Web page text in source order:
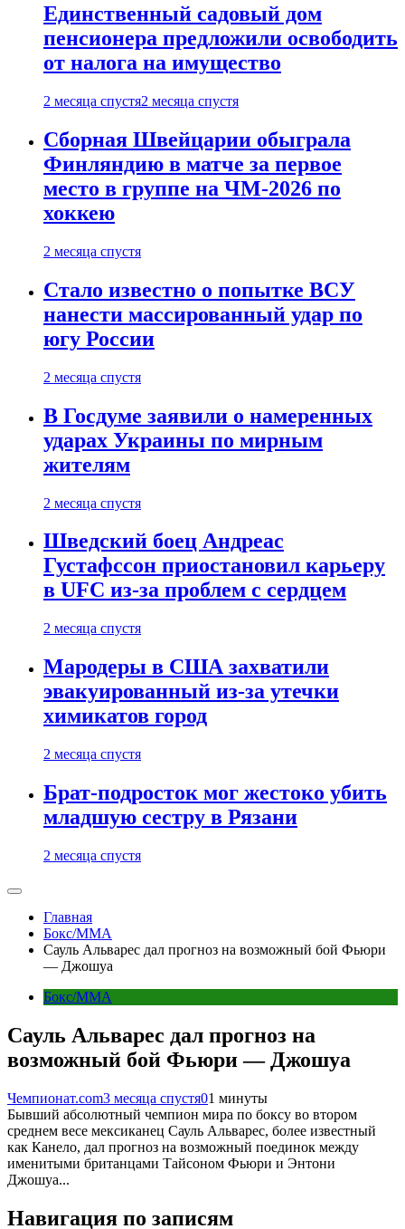
Единственный садовый дом
пенсионера предложили освободить
от налога на имущество
2 месяца спустя2 месяца спустя
Сборная Швейцарии обыграла
Финляндию в матче за первое
место в группе на ЧМ-2026 по
хоккею
2 месяца спустя
Стало известно о попытке ВСУ
нанести массированный удар по
югу России
2 месяца спустя
В Госдуме заявили о намеренных
ударах Украины по мирным
жителям
2 месяца спустя
Шведский боец Андреас
Густафссон приостановил карьеру
в UFC из-за проблем с сердцем
2 месяца спустя
Мародеры в США захватили
эвакуированный из-за утечки
химикатов город
2 месяца спустя
Брат-подросток мог жестоко убить
младшую сестру в Рязани
2 месяца спустя
Главная
Бокс/MMA
Сауль Альварес дал прогноз на возможный бой Фьюри
— Джошуа
Бокс/MMA
Сауль Альварес дал прогноз на
возможный бой Фьюри — Джошуа
Чемпионат.com3 месяца спустя01 минуты
Бывший абсолютный чемпион мира по боксу во втором
среднем весе мексиканец Сауль Альварес, более известный
как Канело, дал прогноз на возможный поединок между
именитыми британцами Тайсоном Фьюри и Энтони
Джошуа...
Навигация по записям